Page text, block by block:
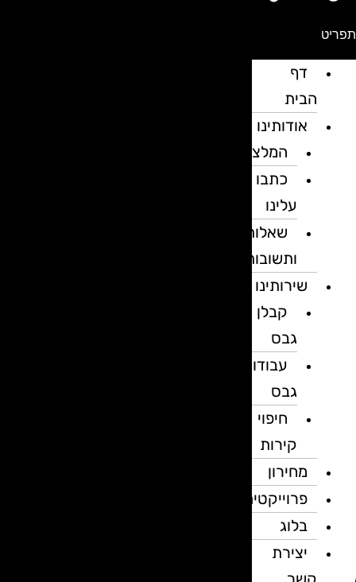
דף
הבית
אודותינו
המלצות
כתבו
עלינו
שאלות
ותשובות
שירותינו
קבלן
גבס
עבודות
גבס
חיפוי
קירות
מחירון
פרוייקטים
בלוג
יצירת